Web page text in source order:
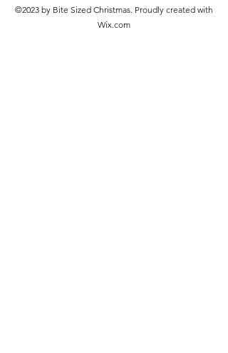
©2023 by Bite Sized Christmas. Proudly created with
Wix.com